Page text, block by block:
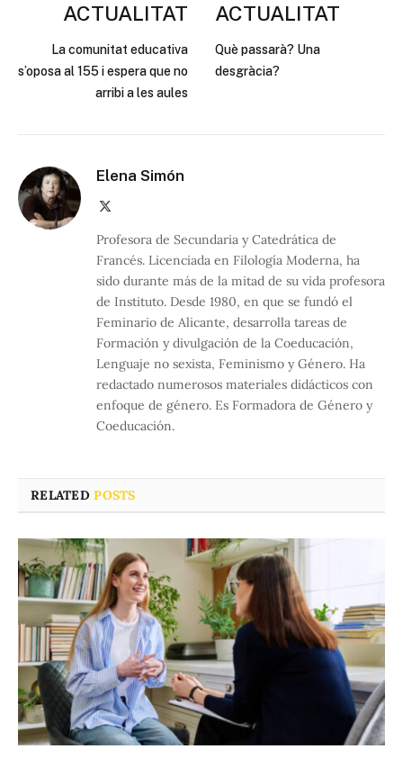
ACTUALITAT
La comunitat educativa
s’oposa al 155 i espera que no
arribi a les aules
ACTUALITAT
Què passarà? Una
desgràcia?
Elena Simón
Profesora de Secundaria y Catedrática de
Francés. Licenciada en Filología Moderna, ha
sido durante más de la mitad de su vida profesora
de Instituto. Desde 1980, en que se fundó el
Feminario de Alicante, desarrolla tareas de
Formación y divulgación de la Coeducación,
Lenguaje no sexista, Feminismo y Género. Ha
redactado numerosos materiales didácticos con
enfoque de género. Es Formadora de Género y
Coeducación.
RELATEDPOSTS